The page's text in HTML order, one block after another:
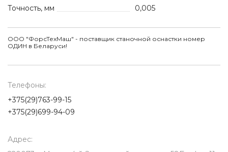
Точность, мм
0,005
ООО "ФорсТехМаш" - поставщик станочной оснастки номер
ОДИН в Беларуси!
Телефоны:
+375(29)763-99-15
+375(29)699-94-09
Адрес: